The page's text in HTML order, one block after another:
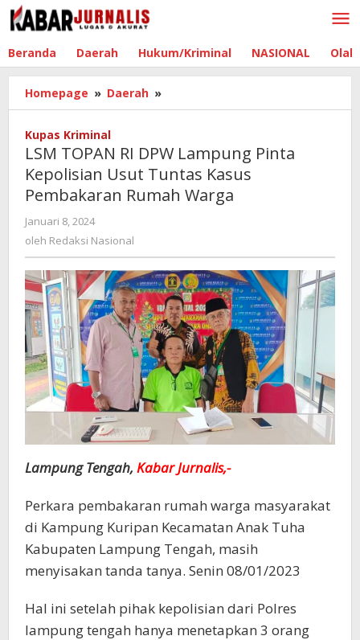
Lewati
ke
Beranda Daerah Hukum/Kriminal NASIONAL
Homepage » Daerah »
TOPAN
Lampung
Pinta
Kepolisian
Pembakaran
Rumah
Warga
Kupas Kriminal
LSM TOPAN RI DPW Lampung Pinta
Kepolisian Usut Tuntas Kasus
Pembakaran Rumah Warga
Januari 8, 2024
Redaksi
oleh Redaksi Nasional
Lampung Tengah, Kabar Jurnalis,-
Perkara pembakaran rumah warga masyarakat
di Kampung Kuripan Kecamatan Anak Tuha
Kabupaten Lampung Tengah, masih
menyisakan tanda tanya. Senin 08/01/2023
Hal ini setelah pihak kepolisian dari Polres
lampung tengah hanya menetapkan 3 orang